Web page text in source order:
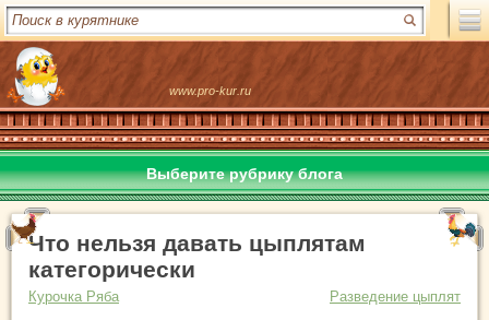
www.pro-kur.ru
Выберите рубрику блога
Что нельзя давать цыплятам
категорически
Курочка Ряба
Разведение цыплят